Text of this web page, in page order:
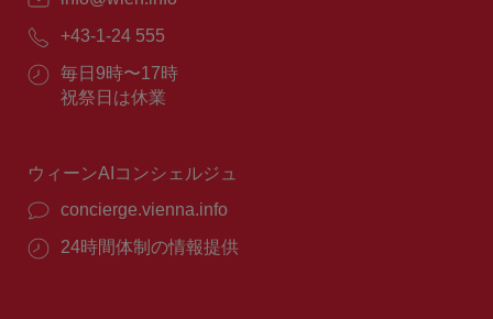
ー
ル：
電
番
号：
+43-1-24 555
営
業
毎日9時〜17時
祝祭日は休業
ウィーンAIコンシェルジュ
concierge.vienna.info
24時間体制の情報提供